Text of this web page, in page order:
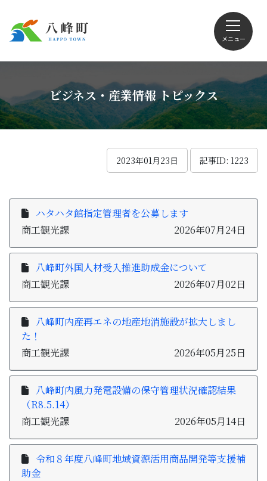
メニュー
Foreign language
くらしの情報
子育て・教育
ビジネス・産業
行政情報
ビジネス・産業情報 トピックス
2023年01月23日 記事ID: 1223
ハタハタ館指定管理者を公募します
商工観光課
2026年07月24日
八峰町外国人材受入推進助成金について
商工観光課
2026年07月02日
八峰町内産再エネの地産地消施設が拡大しまし
た！
商工観光課
2026年05月25日
八峰町内風力発電設備の保守管理状況確認結果
（R8.5.14）
商工観光課
2026年05月14日
令和８年度八峰町地域資源活用商品開発等支援補
助金